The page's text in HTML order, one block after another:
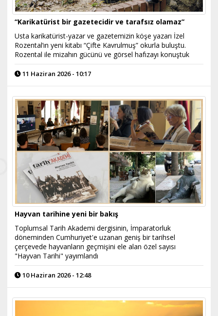
“Karikatürist bir gazetecidir ve tarafsız olamaz”
Usta karikatürist-yazar ve gazetemizin köşe yazarı İzel
Rozental’ın yeni kitabı “Çifte Kavrulmuş” okurla buluştu.
Rozental ile mizahın gücünü ve görsel hafızayı konuştuk
11 Haziran 2026 - 10:17
Hayvan tarihine yeni bir bakış
Toplumsal Tarih Akademi dergisinin, İmparatorluk
döneminden Cumhuriyet'e uzanan geniş bir tarihsel
çerçevede hayvanların geçmişini ele alan özel sayısı
"Hayvan Tarihi" yayımlandı
10 Haziran 2026 - 12:48